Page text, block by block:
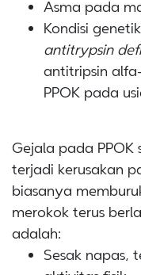
Asma pada
Kondisi
antitrypsin
antitripsin
PPOK pada
Gejala pada PPOK
terjadi kerusakan
biasanya
merokok terus
adalah:
Sesak napas,